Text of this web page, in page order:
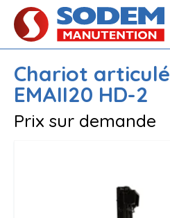
Chariot articulé
EMAII20 HD-2
Prix sur demande